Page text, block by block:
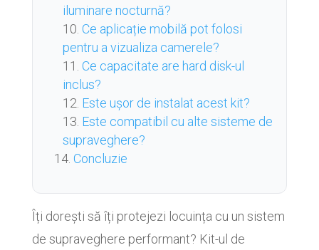
iluminare nocturnă?
Ce aplicație mobilă pot folosi
pentru a vizualiza camerele?
Ce capacitate are hard disk-ul
inclus?
Este ușor de instalat acest kit?
Este compatibil cu alte sisteme de
supraveghere?
Concluzie
Îți dorești să îți protejezi locuința cu un sistem
de supraveghere performant? Kit-ul de